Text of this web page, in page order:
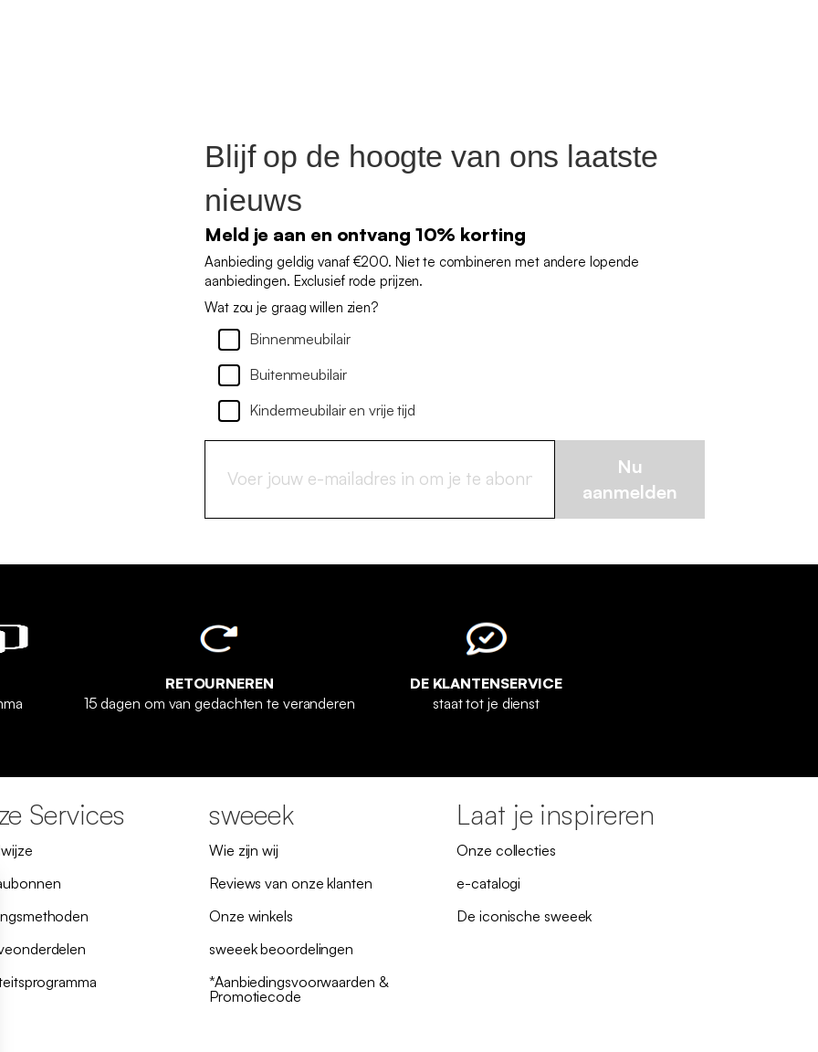
Blijf op de hoogte van ons laatste
nieuws
Meld je aan en ontvang 10% korting
Aanbieding geldig vanaf €200. Niet te combineren met andere lopende
aanbiedingen. Exclusief rode prijzen.
Wat zou je graag willen zien?
Binnenmeubilair
Buitenmeubilair
Kindermeubilair en vrije tijd
Nu
aanmelden
RETOURNEREN
15 dagen om van gedachten te veranderen
DE KLANTENSERVICE
staat tot je dienst
Services sweeek
Wie zijn wij
Reviews van onze klanten
Onze winkels
sweeek beoordelingen
*Aanbiedingsvoorwaarden &
Promotiecode
Laat je inspireren
Onze collecties
e-catalogi
De iconische sweeek